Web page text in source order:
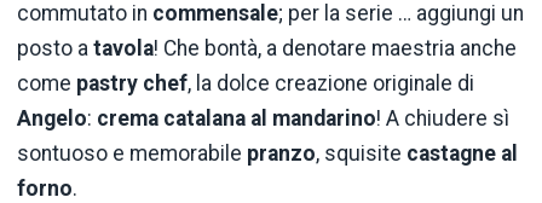
commutato in commensale; per la serie … aggiungi un
posto a tavola! Che bontà, a denotare maestria anche
come pastry chef, la dolce creazione originale di
Angelo: crema catalana al mandarino! A chiudere sì
sontuoso e memorabile pranzo, squisite castagne al
forno.